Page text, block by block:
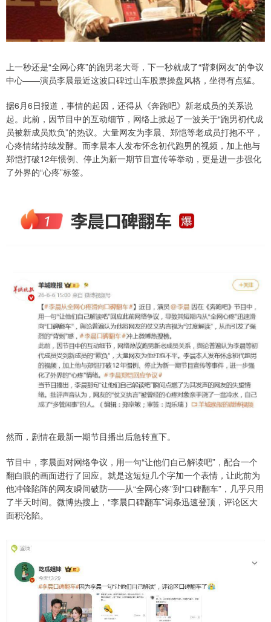
上一秒还是“全网心疼”的跑男老大哥，下一秒就成了“背刺网友”的争议
中心——演员李晨最近这波口碑过山车股票操盘风格，坐得有点猛。
据6月6日报道，事情的起因，还得从《奔跑吧》新老成员的关系说
起。此前，因节目中的互动细节，网络上掀起了一波关于“跑男初代成
员被新成员欺负”的热议。大量网友为李晨、郑恺等老成员打抱不平，
心疼情绪持续发酵。而李晨本人发布怀念初代跑男的视频，加上他与
郑恺打破12年惯例、停止为新一期节目宣传等举动，更是进一步强化
了外界的“心疼”标签。
然而，剧情在最新一期节目播出后急转直下。
节目中，李晨面对网络争议，用一句“让他们自己解读吧”，配合一个
翻白眼的画面进行了回应。就是这短短几个字加一个表情，让此前为
他冲锋陷阵的网友瞬间破防——从“全网心疼”到“口碑翻车”，几乎只用
了半天时间。微博热搜上，“李晨口碑翻车”词条迅速登顶，评论区大
面积沦陷。